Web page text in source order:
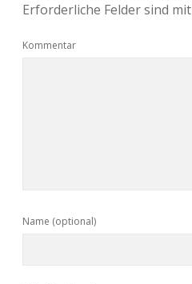
Erforderliche Felder sind mit
Kommentar
Name (optional)